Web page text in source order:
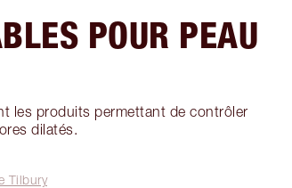
POUR PEAU
les produits permettant de contrôler
dilatés.
Tilbury